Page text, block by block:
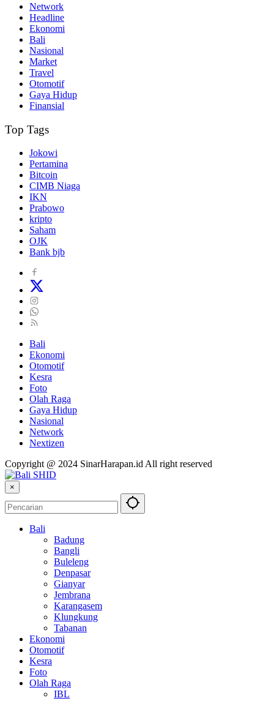
Network
Headline
Ekonomi
Bali
Nasional
Market
Travel
Otomotif
Gaya Hidup
Finansial
Top Tags
Jokowi
Pertamina
Bitcoin
CIMB Niaga
IKN
Prabowo
kripto
Saham
OJK
Bank bjb
Bali
Ekonomi
Otomotif
Kesra
Foto
Olah Raga
Gaya Hidup
Nasional
Network
Nextizen
Copyright @ 2024 SinarHarapan.id All right reserved
×
Bali
Badung
Bangli
Buleleng
Denpasar
Gianyar
Jembrana
Karangasem
Klungkung
Tabanan
Ekonomi
Otomotif
Kesra
Foto
Olah Raga
IBL